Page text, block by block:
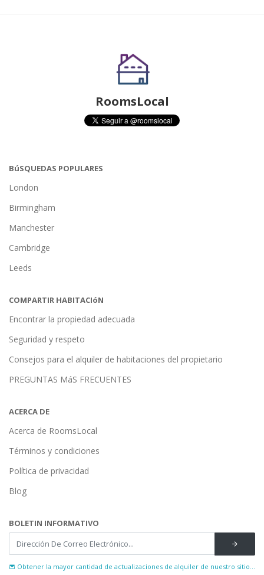
RoomsLocal
BúSQUEDAS POPULARES
London
Birmingham
Manchester
Cambridge
Leeds
COMPARTIR HABITACIóN
Encontrar la propiedad adecuada
Seguridad y respeto
Consejos para el alquiler de habitaciones del propietario
PREGUNTAS MáS FRECUENTES
ACERCA DE
Acerca de RoomsLocal
Términos y condiciones
Política de privacidad
Blog
BOLETIN INFORMATIVO
Obtener la mayor cantidad de actualizaciones de alquiler de nuestro sitio...